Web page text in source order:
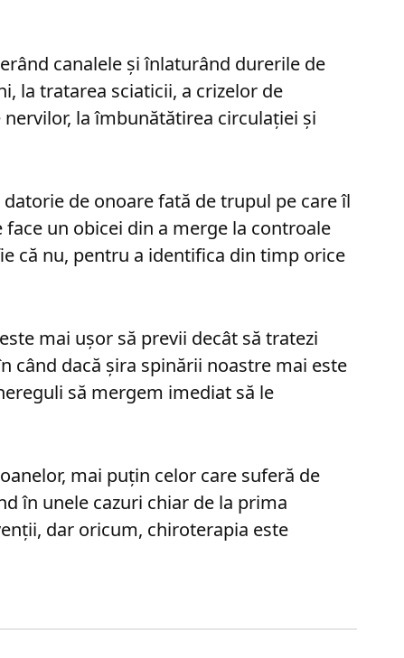
canalele și înlaturând durerile de
la tratarea sciaticii, a crizelor de
la îmbunătătirea circulației și
de onoare fată de trupul pe care îl
un obicei din a merge la controale
că nu, pentru a identifica din timp orice
mai ușor să previi decât să tratezi
când dacă șira spinării noastre mai este
să mergem imediat să le
mai puțin celor care suferă de
în unele cazuri chiar de la prima
dar oricum, chiroterapia este